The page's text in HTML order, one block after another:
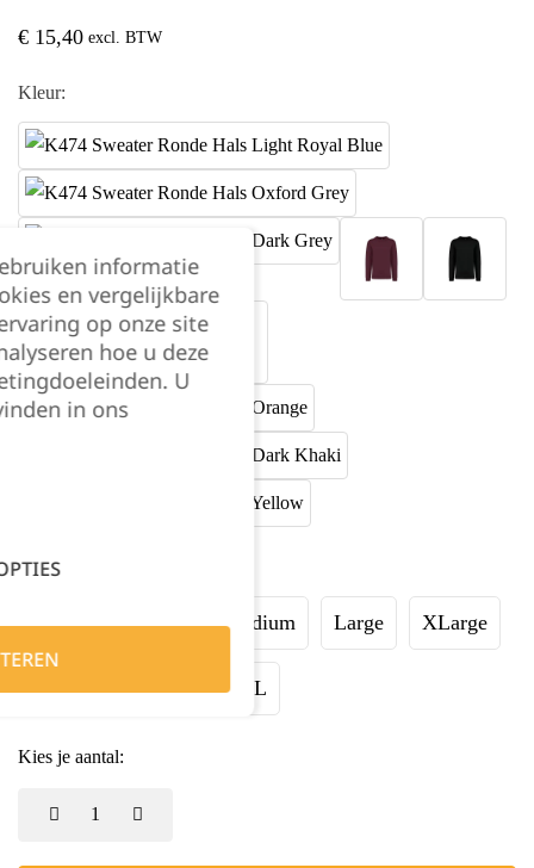
€ 15,40 excl. BTW
Kleur:
Maat:
XSmall Small Medium Large XLarge
XXLarge 3XL 4XL
Kies je aantal:
informatie
en vergelijkbare
op onze site
hoe u deze
U
in ons